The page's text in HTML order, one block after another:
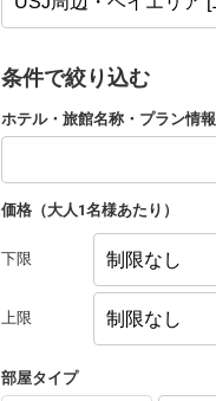
条件で絞り込む
ホテル・旅館名称・プラン情報
価格（大人1名様あたり）
下限
上限
部屋タイプ